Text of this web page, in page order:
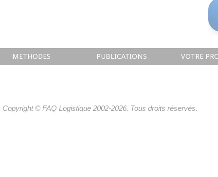
METHODES PUBLICATIONS VOTRE
Copyright © FAQ Logistique 2002-2026. Tous droits réservés.